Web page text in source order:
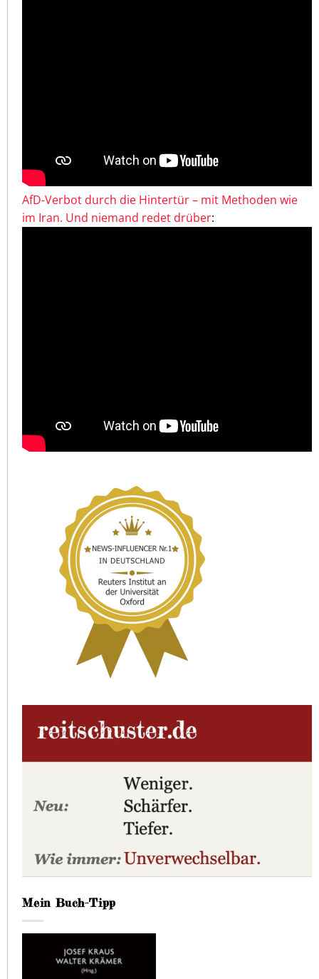
AfD-Verbot durch die Hintertür – mit Methoden wie
im Iran. Und niemand redet drüber:
Mein Buch-Tipp